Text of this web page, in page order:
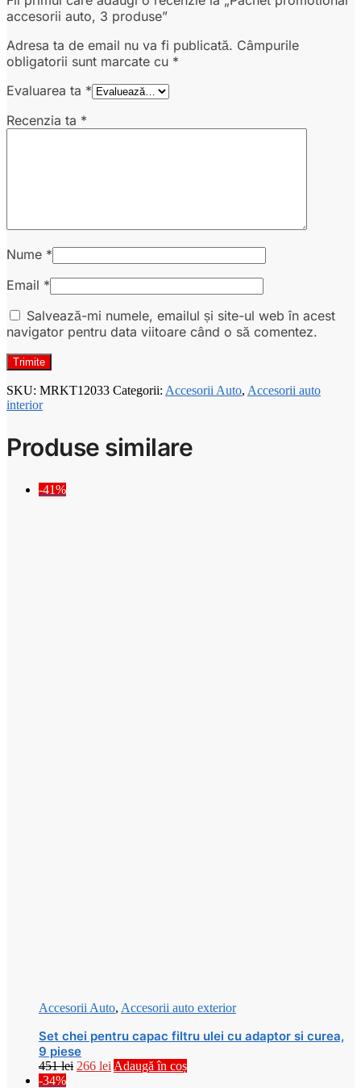
accesorii auto, 3 produse”
Adresa ta de email nu va fi publicată. Câmpurile
obligatorii sunt marcate cu *
Evaluarea ta *
Recenzia ta *
Nume *
Email *
Salvează-mi numele, emailul și site-ul web în acest
navigator pentru data viitoare când o să comentez.
SKU: MRKT12033 Categorii: Accesorii Auto, Accesorii auto
interior
Produse similare
-41%
Accesorii Auto, Accesorii auto exterior
Set chei pentru capac filtru ulei cu adaptor si curea,
9 piese
451lei Prețul
266 lei Prețul
Adaugă în coș
-34%